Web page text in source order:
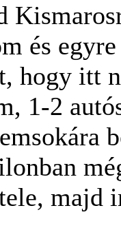
és
hogy itt
1-2
majd